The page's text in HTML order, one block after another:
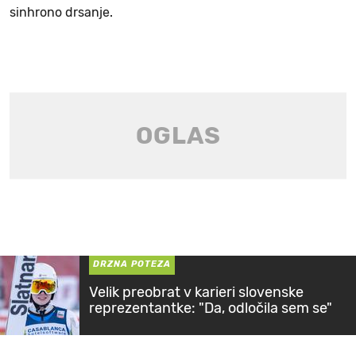
sinhrono drsanje.
DRZNA POTEZA
Velik preobrat v karieri slovenske
reprezentantke: "Da, odločila sem se"